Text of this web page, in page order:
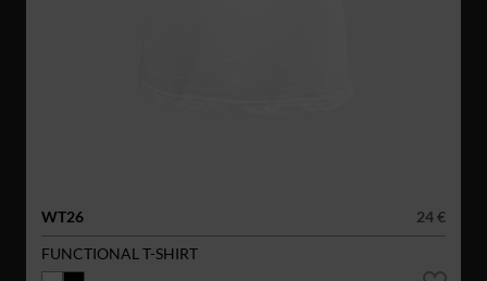
WT26
24 €
FUNCTIONAL T-SHIRT